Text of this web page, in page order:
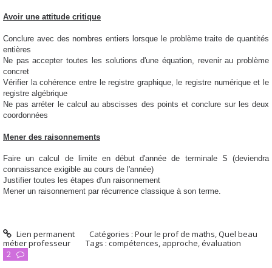
Avoir une attitude critique
Conclure avec des nombres entiers lorsque le problème traite de quantités
entières
Ne pas accepter toutes les solutions d'une équation, revenir au problème
concret
Vérifier la cohérence entre le registre graphique, le registre numérique et le
registre algébrique
Ne pas arréter le calcul au abscisses des points et conclure sur les deux
coordonnées
Mener des raisonnements
Faire un calcul de limite en début d'année de terminale S (deviendra
connaissance exigible au cours de l'année)
Justifier toutes les étapes d'un raisonnement
Mener un raisonnement par récurrence classique à son terme.
Lien permanent Catégories :Pour le prof de maths,Quel beau
métier professeur
Tags : compétences, approche,évaluation
2